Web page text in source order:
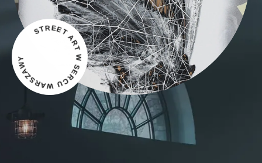
STREET ART W SERCU WARSZAWY